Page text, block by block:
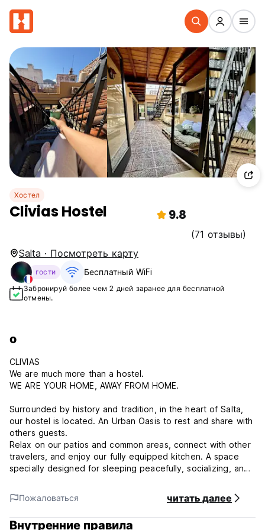
Хостел
Clivias Hostel 9.8
(71 отзывы)
Salta · Посмотреть карту
гости Бесплатный WiFi
Забронируй более чем 2 дней заранее для бесплатной
отмены.
о
CLIVIAS
We are much more than a hostel.
WE ARE YOUR HOME, AWAY FROM HOME.
Surrounded by history and tradition, in the heart of Salta,
our hostel is located. An Urban Oasis to rest and share with
others guests.
Relax on our patios and common areas, connect with other
travelers, and enjoy our fully equipped kitchen. A space
specially designed for sleeping peacefully, socializing, and
Prime Location:
✔ Steps from:
Пожаловаться читать далее
Внутренние правила